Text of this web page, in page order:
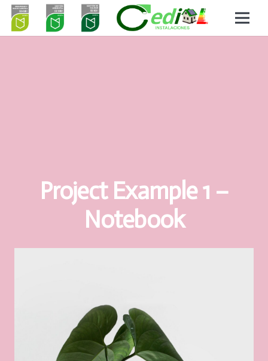
Project Example 1 –
Notebook